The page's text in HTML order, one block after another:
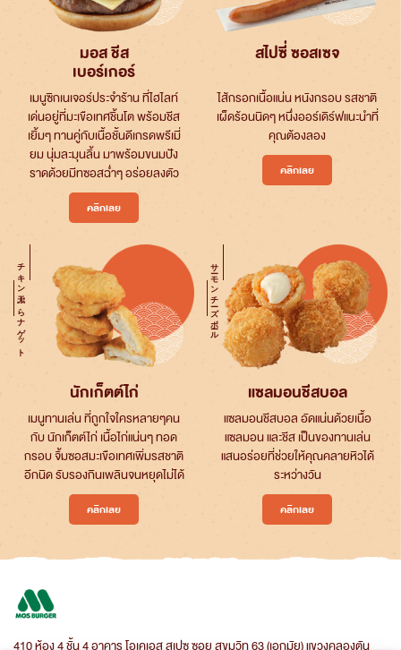
มอส ชีส
เบอร์เกอร์
เมนูซิกเนเจอร์ประจำร้าน ที่ไฮไลท์
เด่นอยู่ที่มะเขือเทศชิ้นโต พร้อมชีส
เยิ้มๆ ทานคู่กับเนื้อชั้นดีเกรดพรีเมี่
ยม นุ่มละมุนลิ้น มาพร้อมขนมปัง
ราดด้วยมีทซอสฉ่ำๆ อร่อยลงตัว
คลิกเลย
สไปซี่ ซอสเซจ
ไส้กรอกเนื้อแน่น หนังกรอบ รสชาติ
เผ็ดร้อนนิดๆ หนึ่งออร์เดิร์ฟแนะนำที่
คุณต้องลอง
คลิกเลย
チキン天ぷらナゲット
นักเก็ตต์ไก่
เมนูทานเล่น ที่ถูกใจใครหลายๆคน
กับ นักเก็ตต์ไก่ เนื้อไก่แน่นๆ ทอด
กรอบ จิ้มซอสมะเขือเทศเพิ่มรสชาติ
อีกนิด รับรองกินเพลินจนหยุดไม่ได้
คลิกเลย
サーモンチーズボール
แซลมอนชีสบอล
แซลมอนชีสบอล อัดแน่นด้วยเนื้อ
แซลมอน และชีส เป็นของทานเล่น
แสนอร่อยที่ช่วยให้คุณคลายหิวได้
ระหว่างวัน
คลิกเลย
410 ห้อง 4 ชั้น 4 อาคาร โอเคเอส สเปซ ซอย สุขุมวิท 63 (เอกมัย) แขวงคลองตัน